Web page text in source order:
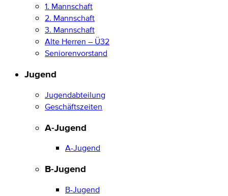
1. Mannschaft
2. Mannschaft
3. Mannschaft
Alte Herren – Ü32
Seniorenvorstand
Jugend
Jugendabteilung
Geschäftszeiten
A-Jugend
A-Jugend
B-Jugend
B-Jugend